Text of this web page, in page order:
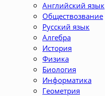
Английский язык
Обществозвание
Русский язык
Алгебра
История
Физика
Биология
Информатика
Геометрия